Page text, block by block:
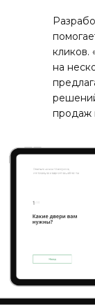
кликов.
на
продаж